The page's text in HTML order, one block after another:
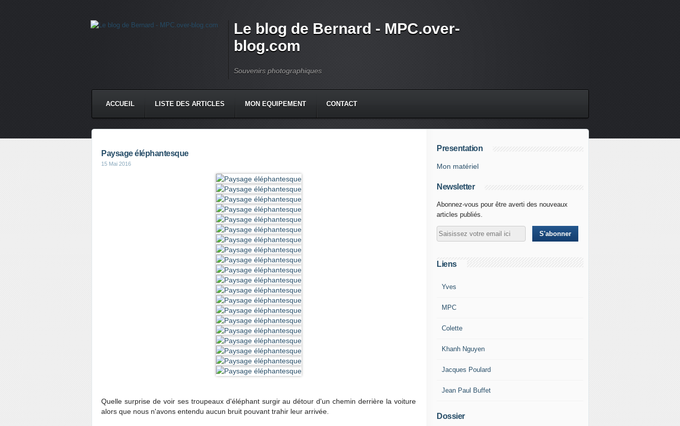
Le blog de Bernard - MPC.over-
blog.com
Souvenirs photographiques
ACCUEIL LISTE DES ARTICLES MON EQUIPEMENT CONTACT
Paysage éléphantesque
15 Mai 2016
Quelle surprise de voir ses troupeaux d'éléphant surgir au détour d'un chemin derrière la voiture
alors que nous n'avons entendu aucun bruit pouvant trahir leur arrivée.
Presentation
Mon matériel
Newsletter
Abonnez-vous pour être averti des nouveaux
articles publiés.
Liens
Yves
MPC
Colette
Khanh Nguyen
Jacques Poulard
Jean Paul Buffet
Dossier